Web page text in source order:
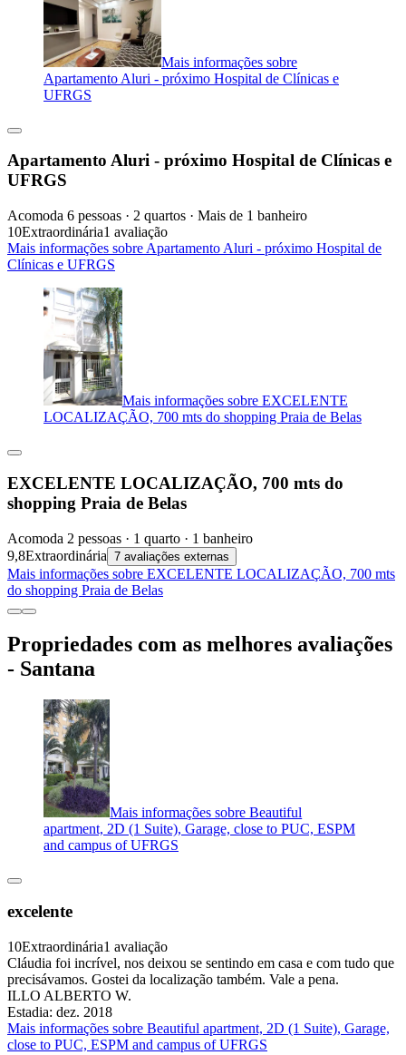
Mais informações sobre
Apartamento Aluri - próximo Hospital de Clínicas e
UFRGS
Apartamento Aluri - próximo Hospital de Clínicas e
UFRGS
Acomoda 6 pessoas · 2 quartos · Mais de 1 banheiro
10Extraordinária1 avaliação
Mais informações sobre Apartamento Aluri - próximo Hospital de
Clínicas e UFRGS
Mais informações sobre EXCELENTE
LOCALIZAÇÃO, 700 mts do shopping Praia de Belas
EXCELENTE LOCALIZAÇÃO, 700 mts do
shopping Praia de Belas
Acomoda 2 pessoas · 1 quarto · 1 banheiro
9,8Extraordinária 7 avaliações externas
Mais informações sobre EXCELENTE LOCALIZAÇÃO, 700 mts
do shopping Praia de Belas
Propriedades com as melhores avaliações
- Santana
Mais informações sobre Beautiful
apartment, 2D (1 Suite), Garage, close to PUC, ESPM
and campus of UFRGS
excelente
10Extraordinária1 avaliação
Cláudia foi incrível, nos deixou se sentindo em casa e com tudo que
precisávamos. Gostei da localização também. Vale a pena.
ILLO ALBERTO W.
Estadia: dez. 2018
Mais informações sobre Beautiful apartment, 2D (1 Suite), Garage,
close to PUC, ESPM and campus of UFRGS